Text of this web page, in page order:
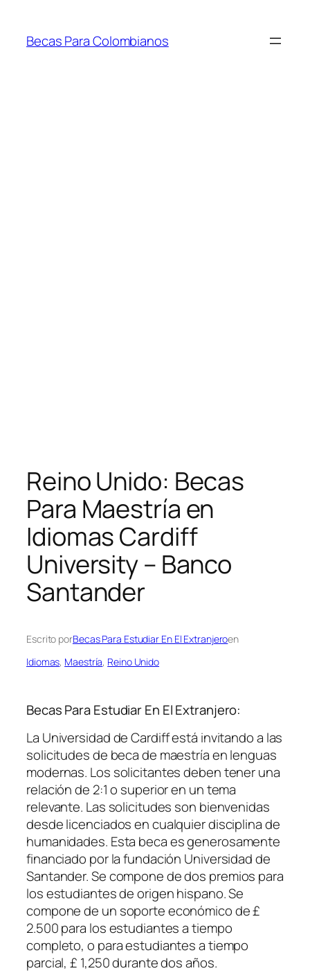
contenido
Becas Para Colombianos
Reino Unido: Becas
Para Maestría en
Idiomas Cardiff
University – Banco
Santander
Escrito porBecas Para Estudiar En El Extranjeroen
Idiomas, Maestría, Reino Unido
Becas Para Estudiar En El Extranjero:
La Universidad de Cardiff está invitando a las
solicitudes de beca de maestría en lenguas
modernas. Los solicitantes deben tener una
relación de 2:1 o superior en un tema
relevante. Las solicitudes son bienvenidas
desde licenciados en cualquier disciplina de
humanidades. Esta beca es generosamente
financiado por la fundación Universidad de
Santander. Se compone de dos premios para
los estudiantes de origen hispano. Se
compone de un soporte económico de £
2.500 para los estudiantes a tiempo
completo, o para estudiantes a tiempo
parcial, £ 1,250 durante dos años.